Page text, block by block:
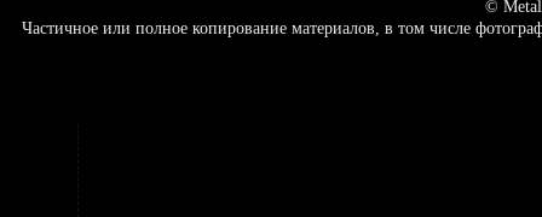
©
Частичное или полное копирование материалов, в том числе